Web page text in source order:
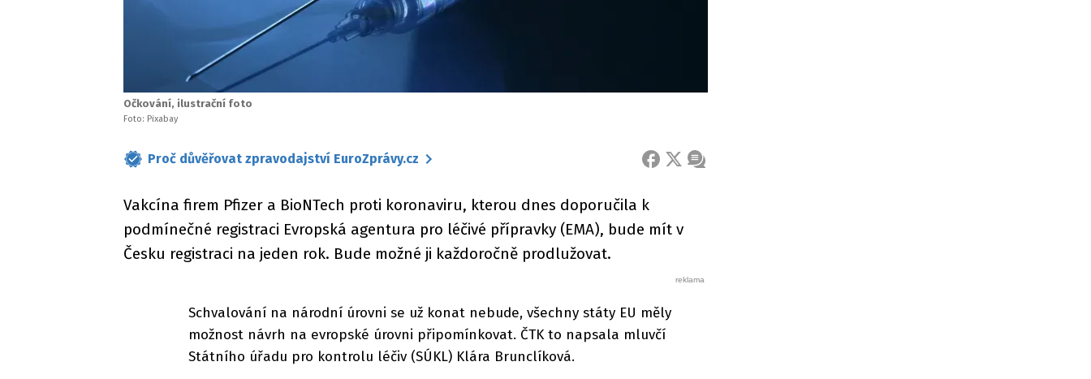
Očkování, ilustrační foto
Foto: Pixabay
Proč důvěřovat zpravodajství EuroZprávy.cz FACEBOOK
X ZPRÁVA
Vakcína firem Pfizer a BioNTech proti koronaviru, kterou dnes doporučila k
podmínečné registraci Evropská agentura pro léčivé přípravky (EMA), bude mít v
Česku registraci na jeden rok. Bude možné ji každoročně prodlužovat.
Schvalování na národní úrovni se už konat nebude, všechny státy EU měly
možnost návrh na evropské úrovni připomínkovat. ČTK to napsala mluvčí
Státního úřadu pro kontrolu léčiv (SÚKL) Klára Brunclíková.